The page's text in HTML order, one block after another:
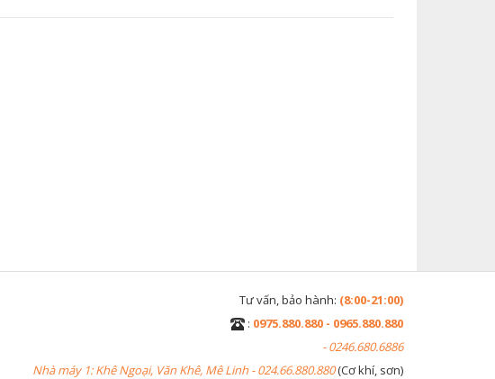
Tư vấn, bảo hành: (8:00-21:00)
: 0975.880.880 - 0965.880.880
- 0246.680.6886
Nhà máy 1: Khê Ngoại, Văn Khê, Mê Linh - 024.66.880.880(Cơ khí, sơn)